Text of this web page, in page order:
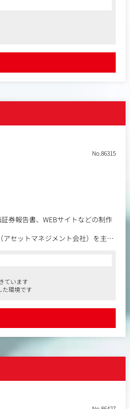
No.86315
券報告書、WEBサイトなどの制作
セットマネジメント会社）を主た
ていただきます。
して担当いただきます。
ています
環境です